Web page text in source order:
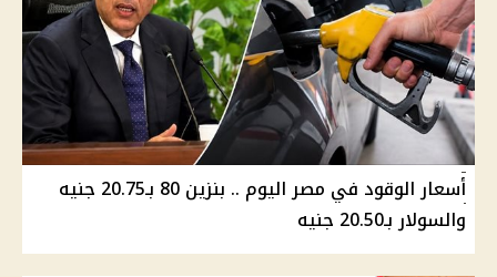
أسعار الوقود في مصر اليوم .. بنزين 80 بـ20.75 جنيه
والسولار بـ20.50 جنيه